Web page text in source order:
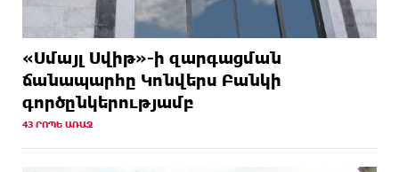
«Սմայլ Սվիթ»-ի զարգացման
ճանապարհը Կոնվերս Բանկի
գործընկերությամբ
43 ՐՈՊԵ ԱՌԱՋ